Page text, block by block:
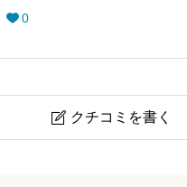
 0
 クチコミを書く